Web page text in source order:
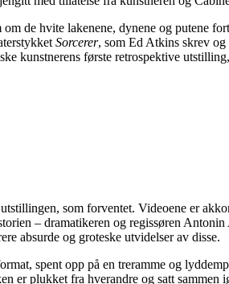
de hvite lakenene, dynene og putene
Sorcerer, som Ed Atkins skrev og
kunstnerens første retrospektive
som forventet. Videoene er
– dramatikeren og regissøren
absurde og groteske utvidelser av disse.
spent opp på en treramme og
er plukket fra hverandre og satt